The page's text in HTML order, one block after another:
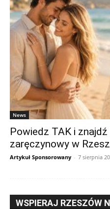
News
Powiedz TAK i
zaręczynowy w
Artykuł Sponsorowany - 7 sierpnia
WSPIERAJ RZESZÓW